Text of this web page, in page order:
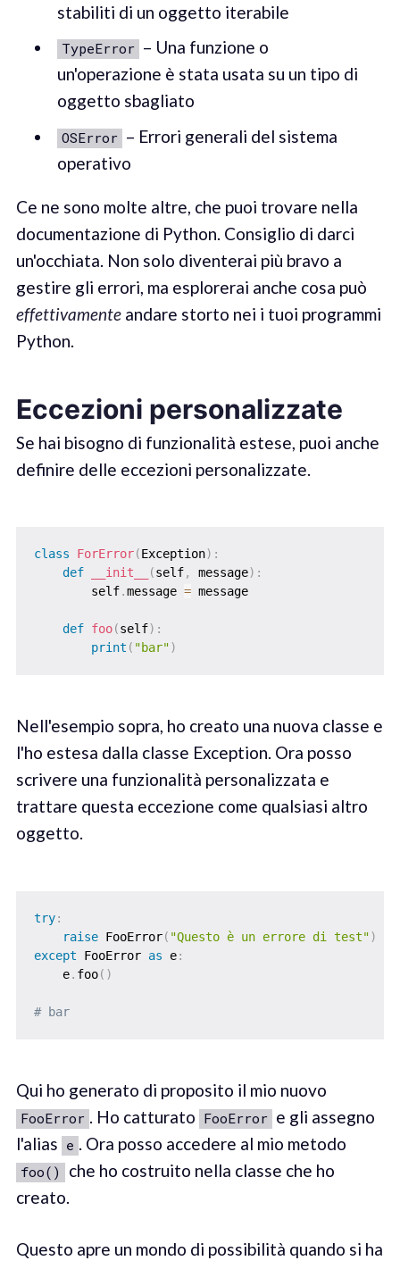
stabiliti di un oggetto iterabile
TypeError – Una funzione o
un'operazione è stata usata su un tipo di
oggetto sbagliato
OSError – Errori generali del sistema
operativo
Ce ne sono molte altre, che puoi trovare nella
documentazione di Python. Consiglio di darci
un'occhiata. Non solo diventerai più bravo a
gestire gli errori, ma esplorerai anche cosa può
effettivamenteandare storto nei i tuoi programmi
Python.
Eccezioni personalizzate
Se hai bisogno di funzionalità estese, puoi anche
definire delle eccezioni personalizzate.
class ForError(Exception) :
def
__init__ (self, message) :
        self
.message = message
def foo(self) :
print ( "bar")
Nell'esempio sopra, ho creato una nuova classe e
l'ho estesa dalla classe Exception. Ora posso
scrivere una funzionalità personalizzata e
trattare questa eccezione come qualsiasi altro
oggetto.
try:
raise FooError( "Questo è un errore di test")
except FooError as e:
    e
. foo( )
# bar
Qui ho generato di proposito il mio nuovo
FooError . Ho catturato FooError e gli assegno
l'alias e . Ora posso accedere al mio metodo
foo()
che ho costruito nella classe che ho
creato.
Questo apre un mondo di possibilità quando si ha